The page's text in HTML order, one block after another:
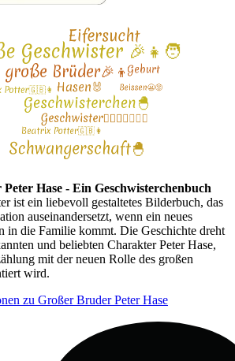
Hase - Ein Geschwisterchenbuch
ist ein liebevoll gestaltetes Bilderbuch, das
auseinandersetzt, wenn ein neues
in die Familie kommt. Die Geschichte dreht
und beliebten Charakter Peter Hase,
mit der neuen Rolle des großen
wird.
zu Großer Bruder Peter Hase